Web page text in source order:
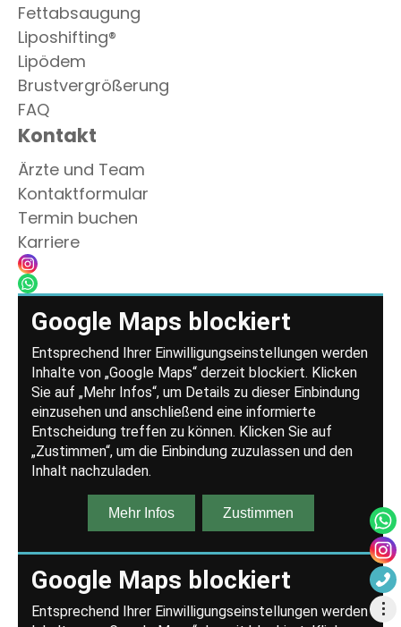
Fettabsaugung
Liposhifting®
Lipödem
Brustvergrößerung
FAQ
Kontakt
Ärzte und Team
Kontaktformular
Termin buchen
Karriere
Anrufen